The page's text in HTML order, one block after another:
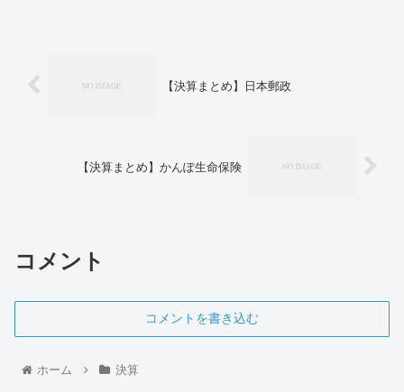
【決算まとめ】日本郵政
【決算まとめ】かんぽ生命保険
コメント
コメントを書き込む
ホーム 決算